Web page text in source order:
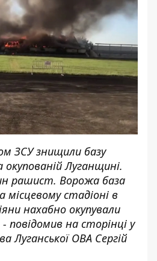
ЗСУ знищили базу
окупованій Луганщині.
рашист. Ворожа база
стадіоні в
нахабно окупували
- повідомив на сторінці у
Луганської ОВА Сергій